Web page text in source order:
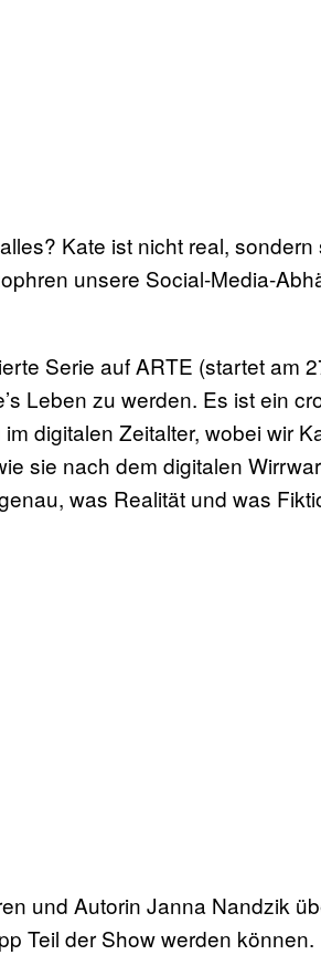
Kate ist nicht real, sondern
unsere Social-Media-
Serie auf ARTE (startet am
Leben zu werden. Es ist ein
digitalen Zeitalter, wobei wir
sie nach dem digitalen
was Realität und was
und Autorin Janna Nandzik
Teil der Show werden können.